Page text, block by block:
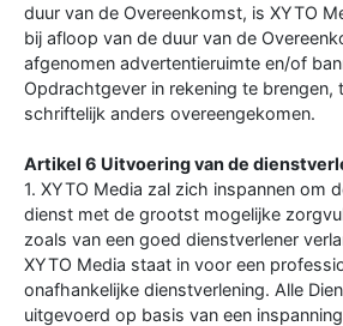
duur van de Overeenkomst, is XYTO
bij afloop van de duur van de
afgenomen advertentieruimte en/of
Opdrachtgever in rekening te brengen,
schriftelijk anders overeengekomen.
Artikel 6 Uitvoering van de
1. XYTO Media zal zich inspannen om
dienst met de grootst mogelijke
zoals van een goed dienstverlener
XYTO Media staat in voor een
onafhankelijke dienstverlening. Alle
uitgevoerd op basis van een